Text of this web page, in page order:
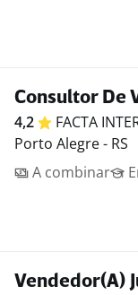
Consultor De
4,2 FACTA
Porto Alegre - RS
A combinar
Vendedor(A)